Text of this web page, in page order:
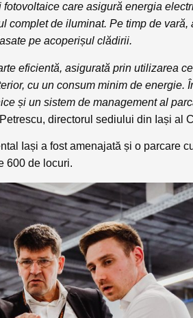
care asigură energia
complet de iluminat. Pe timp de
pe acoperișul clădirii.
eficientă, asigurată prin utilizarea
cu un consum minim de energie.
și un sistem de management al
directorul sediului din Iași al
Iași a fost amenajată și o parcare
600 de locuri.